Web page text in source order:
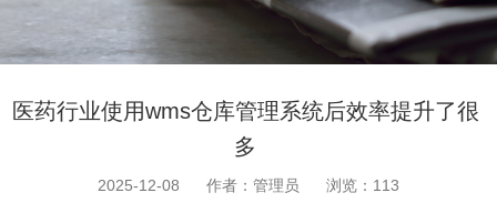
医药行业使用wms仓库管理系统后效率提升了很
多
2025-12-08 作者：管理员 浏览： 113